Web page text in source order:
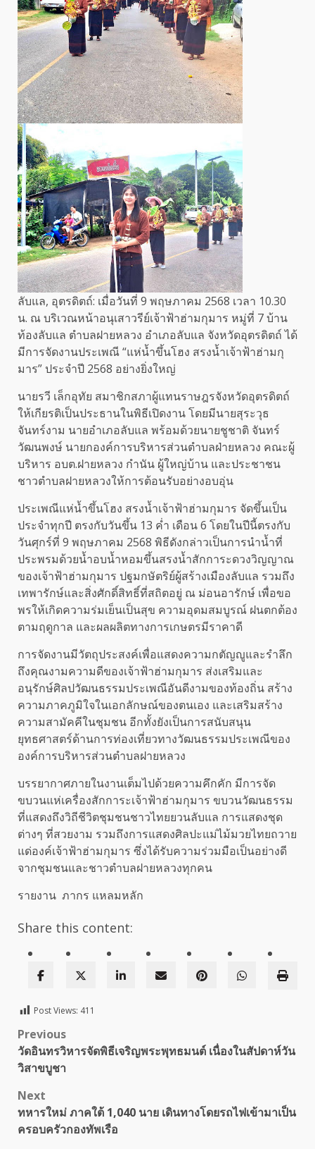
ลับแล, อุตรดิตถ์: เมื่อวันที่ 9 พฤษภาคม 2568 เวลา 10.30
น. ณ บริเวณหน้าอนุเสาวรีย์เจ้าฟ้าฮ่ามกุมาร หมู่ที่ 7 บ้าน
ท้องลับแล ตำบลฝายหลวง อำเภอลับแล จังหวัดอุตรดิตถ์ ได้
มีการจัดงานประเพณี “แห่น้ำขึ้นโฮง สรงน้ำเจ้าฟ้าฮ่ามกุ
มาร” ประจำปี 2568 อย่างยิ่งใหญ่
นายรวี เล็กอุทัย สมาชิกสภาผู้แทนราษฎรจังหวัดอุตรดิตถ์
ให้เกียรติเป็นประธานในพิธีเปิดงาน โดยมีนายสุระวุธ
จันทร์งาม นายอำเภอลับแล พร้อมด้วยนายชูชาติ จันทร์
วัฒนพงษ์ นายกองค์การบริหารส่วนตำบลฝ่ายหลวง คณะผู้
บริหาร อบต.ฝายหลวง กำนัน ผู้ใหญ่บ้าน และประชาชน
ชาวตำบลฝายหลวงให้การต้อนรับอย่างอบอุ่น
ประเพณีแห่น้ำขึ้นโฮง สรงน้ำเจ้าฟ้าฮ่ามกุมาร จัดขึ้นเป็น
ประจำทุกปี ตรงกับวันขึ้น 13 ค่ำ เดือน 6 โดยในปีนี้ตรงกับ
วันศุกร์ที่ 9 พฤษภาคม 2568 พิธีดังกล่าวเป็นการนำน้ำที่
ประพรมด้วยน้ำอบน้ำหอมขึ้นสรงน้ำสักการะดวงวิญญาณ
ของเจ้าฟ้าฮ่ามกุมาร ปฐมกษัตริย์ผู้สร้างเมืองลับแล รวมถึง
เทพารักษ์และสิ่งศักดิ์สิทธิ์ที่สถิตอยู่ ณ ม่อนอารักษ์ เพื่อขอ
พรให้เกิดความร่มเย็นเป็นสุข ความอุดมสมบูรณ์ ฝนตกต้อง
ตามฤดูกาล และผลผลิตทางการเกษตรมีราคาดี
การจัดงานมีวัตถุประสงค์เพื่อแสดงความกตัญญูและรำลึก
ถึงคุณงามความดีของเจ้าฟ้าฮ่ามกุมาร ส่งเสริมและ
อนุรักษ์ศิลปวัฒนธรรมประเพณีอันดีงามของท้องถิ่น สร้าง
ความภาคภูมิใจในเอกลักษณ์ของตนเอง และเสริมสร้าง
ความสามัคคีในชุมชน อีกทั้งยังเป็นการสนับสนุน
ยุทธศาสตร์ด้านการท่องเที่ยวทางวัฒนธรรมประเพณีของ
องค์การบริหารส่วนตำบลฝายหลวง
บรรยากาศภายในงานเต็มไปด้วยความคึกคัก มีการจัด
ขบวนแห่เครื่องสักการะเจ้าฟ้าฮ่ามกุมาร ขบวนวัฒนธรรม
ที่แสดงถึงวิถีชีวิตชุมชนชาวไทยยวนลับแล การแสดงชุด
ต่างๆ ที่สวยงาม รวมถึงการแสดงศิลปะแม่ไม้มวยไทยถวาย
แด่องค์เจ้าฟ้าฮ่ามกุมาร ซึ่งได้รับความร่วมมือเป็นอย่างดี
จากชุมชนและชาวตำบลฝายหลวงทุกคน
รายงาน ภากร แหลมหลัก
Share this content:
Post Views: 411
Post
navigation
Previous
วัดอินทรวิหารจัดพิธีเจริญพระพุทธมนต์ เนื่องในสัปดาห์วัน
วิสาขบูชา
Next
ทหารใหม่ ภาคใต้ 1,040 นาย เดินทางโดยรถไฟเข้ามาเป็น
ครอบครัวกองทัพเรือ